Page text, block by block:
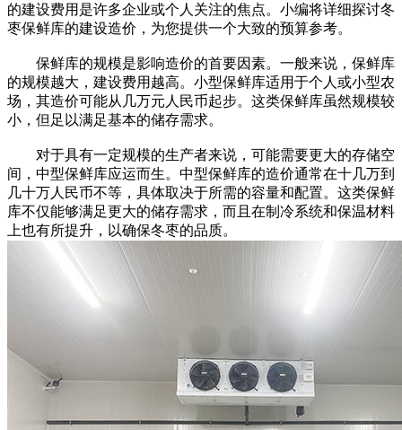
的建设费用是许多企业或个人关注的焦点。小编将详细探讨冬
枣保鲜库的建设造价，为您提供一个大致的预算参考。
保鲜库的规模是影响造价的首要因素。一般来说，保鲜库
的规模越大，建设费用越高。小型保鲜库适用于个人或小型农
场，其造价可能从几万元人民币起步。这类保鲜库虽然规模较
小，但足以满足基本的储存需求。
对于具有一定规模的生产者来说，可能需要更大的存储空
间，中型保鲜库应运而生。中型保鲜库的造价通常在十几万到
几十万人民币不等，具体取决于所需的容量和配置。这类保鲜
库不仅能够满足更大的储存需求，而且在制冷系统和保温材料
上也有所提升，以确保冬枣的品质。